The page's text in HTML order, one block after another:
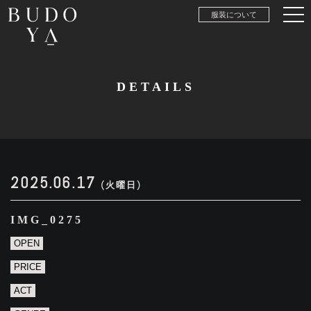
服装について
DETAILS
2025.06.17 (火曜日)
IMG_0275
OPEN
PRICE
ACT